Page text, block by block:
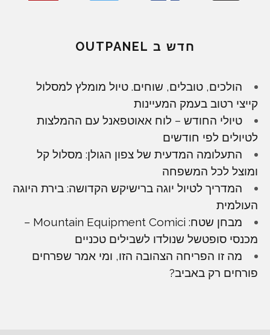
חדש ב OUTPANEL
הולכים, טובלים, שוחים. טיול מומלץ למסלול
קייצי רטוב בעמק המעיינות
טיולי החודש – לוח אאוטפאנל עם ההמלצות
לטיולים לפי חודשים
התעלומה המדעית של צפון הגולן: מסלול קל
ומוצל לכל המשפחה
המדריך לטיול יוגה ברישיקש הקדושה: בירת היוגה
העולמית
מבחן שטח: Mountain Equipment Comici –
מכנסי סופטשל שנולדו לשבילים טכניים
מה זו הפריחה הצהובה הזו, ומי אמר שפרחים
פורחים רק באביב?